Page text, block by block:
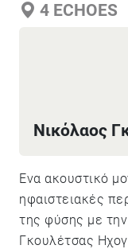
4 ECHOES
Νικόλαος
Ένα ακουστικό
ηφαιστειακές
της φύσης με την
Γκουλέτσας